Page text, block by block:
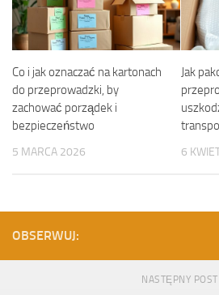
Co i jak oznaczać na kartonach
do przeprowadzki, by
zachować porządek i
bezpieczeństwo
5 MARCA 2026
Jak
6
OBSERWUJ:
NASTĘPNY POST